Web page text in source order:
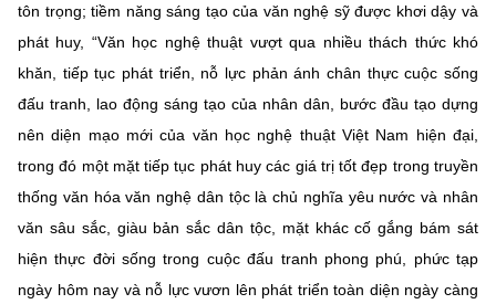
tôn trọng; tiềm năng sáng tạo của văn nghệ sỹ được khơi dậy và
phát huy, “Văn học nghệ thuật vượt qua nhiều thách thức khó
khăn, tiếp tục phát triển, nỗ lực phản ánh chân thực cuộc sống
đấu tranh, lao động sáng tạo của nhân dân, bước đầu tạo dựng
nên diện mạo mới của văn học nghệ thuật Việt Nam hiện đại,
trong đó một mặt tiếp tục phát huy các giá trị tốt đẹp trong truyền
thống văn hóa văn nghệ dân tộc là chủ nghĩa yêu nước và nhân
văn sâu sắc, giàu bản sắc dân tộc, mặt khác cố gắng bám sát
hiện thực đời sống trong cuộc đấu tranh phong phú, phức tạp
ngày hôm nay và nỗ lực vươn lên phát triển toàn diện ngày càng